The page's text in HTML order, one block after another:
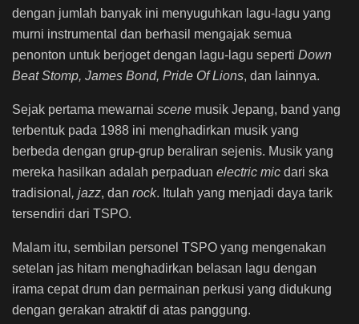
dengan jumlah banyak ini menyuguhkan lagu-lagu yang
murni instrumental dan berhasil mengajak semua
penonton untuk berjoget dengan lagu-lagu seperti Down
Beat Stomp, James Bond, Pride Of Lions, dan lainnya.
Sejak pertama mewarnai scene musik Jepang, band yang
terbentuk pada 1988 ini menghadirkan musik yang
berbeda dengan grup-grup beraliran sejenis. Musik yang
mereka hasilkan adalah perpaduan electric mic dari ska
tradisional , jazz, dan rock. Itulah yang menjadi daya tarik
tersendiri dari TSPO.
Malam itu, sembilan personel TSPO yang mengenakan
setelan jas hitam menghadirkan belasan lagu dengan
irama cepat drum dan permainan perkusi yang didukung
dengan gerakan atraktif di atas panggung.